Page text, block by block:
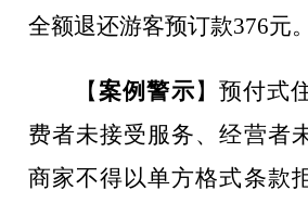
全额退还游客预订款376元。
【案例警示】 预付式
费者未接受服务、经营者
商家不得以单方格式条款